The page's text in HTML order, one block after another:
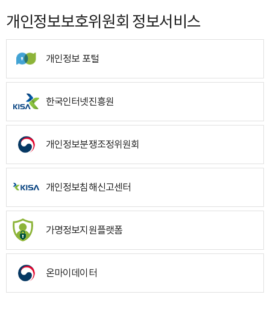
개인정보보호위원회 정보서비스
개인정보 포털
한국인터넷진흥원
개인정보분쟁조정위원회
개인정보침해신고센터
가명정보지원플랫폼
온마이데이터